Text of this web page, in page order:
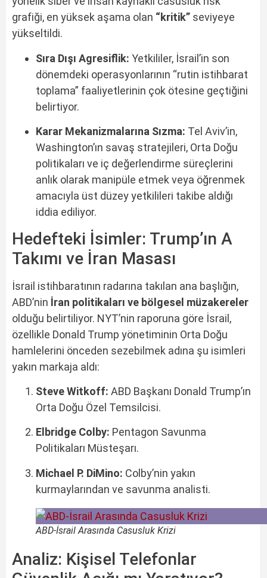
grafiği, en yüksek aşama olan “kritik” seviyeye
yükseltildi.
Sıra Dışı Agresiflik: Yetkililer, İsrail’in son
dönemdeki operasyonlarının “rutin istihbarat
toplama” faaliyetlerinin çok ötesine geçtiğini
belirtiyor.
Karar Mekanizmalarına Sızma: Tel Aviv’in,
Washington’ın savaş stratejileri, Orta Doğu
politikaları ve iç değerlendirme süreçlerini
anlık olarak manipüle etmek veya öğrenmek
amacıyla üst düzey yetkilileri takibe aldığı
iddia ediliyor.
Hedefteki İsimler: Trump’ın A
Takımı ve İran Masası
İsrail istihbaratının radarına takılan ana başlığın,
ABD’nin İran politikaları ve bölgesel müzakereler
olduğu belirtiliyor. NYT’nin raporuna göre İsrail,
özellikle Donald Trump yönetiminin Orta Doğu
hamlelerini önceden sezebilmek adına şu isimleri
yakın markaja aldı:
Steve Witkoff: ABD Başkanı Donald Trump’ın
Orta Doğu Özel Temsilcisi.
Elbridge Colby: Pentagon Savunma
Politikaları Müsteşarı.
Michael P. DiMino: Colby’nin yakın
kurmaylarından ve savunma analisti.
ABD-İsrail Arasında Casusluk Krizi
Analiz: Kişisel Telefonlar